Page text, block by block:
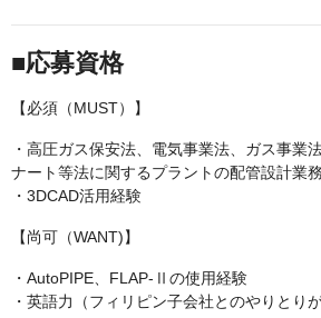
■応募資格
【必須（MUST）】
・高圧ガス保安法、電気事業法、ガス事業
ナート等法に関するプラントの配管設計業
・3DCAD活用経験
【尚可（WANT)】
・AutoPIPE、FLAP-Ⅱの使用経験
・英語力（フィリピン子会社とのやりとり